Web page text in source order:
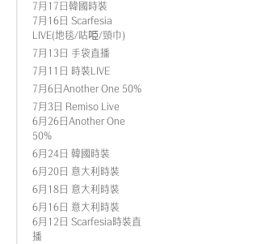
7月17日韓國時裝
7月16日 Scarfesia
LIVE(地毯/咕𠱸/頸巾)
7月13日 手袋直播
7月11日 時裝LIVE
7月6日Another One 50%
7月3日 Remiso Live
6月26日Another One
50%
6月24日 韓國時裝
6月20日 意大利時裝
6月18日 意大利時裝
6月16日 意大利時裝
6月12日 Scarfesia時裝直
播